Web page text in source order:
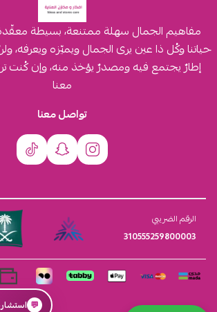
مفاهيم الجمال سهلة ممتنعة، بسيطة
حياتنا وكُل ذا عين يرى الجمال ويميّزه ويعرفه،
إطارٌ يجتمع فيه ومصدرٌ يؤخذ منه، وإن كُنت
معنا
تواصل معنا
الرقم الضريبي
310555259800003
💬